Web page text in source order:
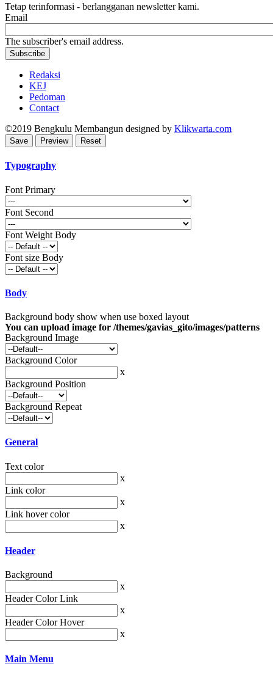
Tetap terinformasi - berlangganan newsletter kami.
Email
The subscriber's email address.
Redaksi
KEJ
Pedoman
Contact
©2019 Bengkulu Membangun designed by Klikwarta.com
Typography
Font Primary
Font Second
Font Weight Body
Font size Body
Body
Background body show when use boxed layout
You can upload image for /themes/gavias_gito/images/patterns
Background Image
Background Color
x
Background Position
Background Repeat
General
Text color
x
Link color
x
Link hover color
x
Header
Background
x
Header Color Link
x
Header Color Hover
x
Main Menu